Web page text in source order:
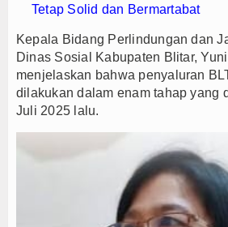
Tetap Solid dan Bermartabat
Kepala Bidang Perlindungan dan
Dinas Sosial Kabupaten Blitar,
menjelaskan bahwa penyaluran
dilakukan dalam enam tahap yang
Juli 2025 lalu.